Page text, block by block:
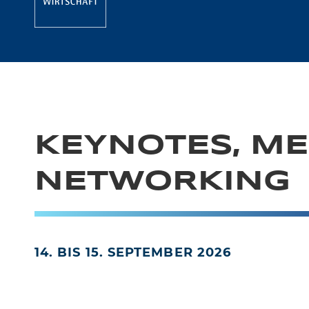
KEYNOTES,
NETWORKING
14. BIS 15. SEPTEMBER 2026